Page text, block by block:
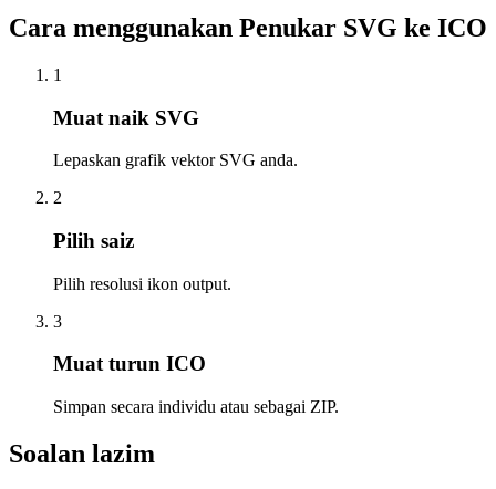
Cara menggunakan Penukar SVG ke ICO
1
Muat naik SVG
Lepaskan grafik vektor SVG anda.
2
Pilih saiz
Pilih resolusi ikon output.
3
Muat turun ICO
Simpan secara individu atau sebagai ZIP.
Soalan lazim